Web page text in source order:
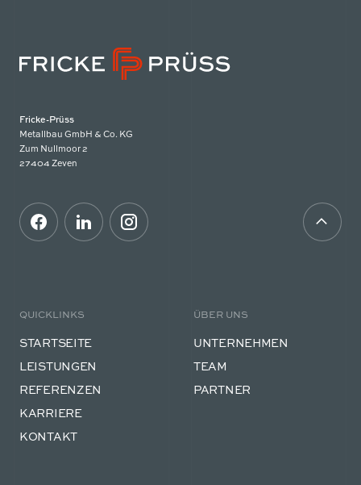
Fricke-Prüss
Metallbau GmbH & Co. KG
Zum Nullmoor 2
27404 Zeven
QUICKLINKS
STARTSEITE
LEISTUNGEN
REFERENZEN
KARRIERE
KONTAKT
ÜBER UNS
UNTERNEHMEN
TEAM
PARTNER